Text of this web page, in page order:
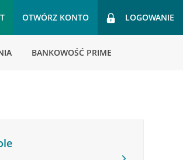
OTWÓRZ KONTO LOGOWANIE
BANKOWOŚĆ PRIME